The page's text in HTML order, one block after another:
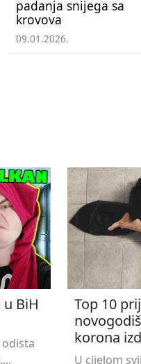
padanja snijega sa
krovova
09.01.2026.
BiH
Top 10
korona
U cijelom